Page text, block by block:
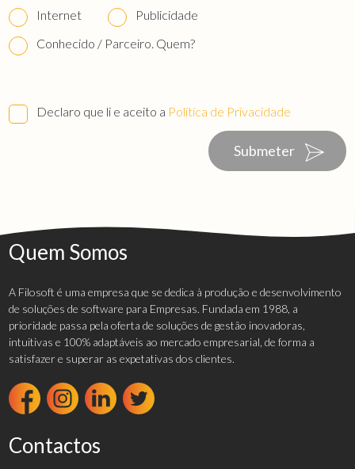
Internet
Publicidade
Conhecido / Parceiro. Quem?
Declaro que li e aceito a Política de Privacidade
Submeter
Quem Somos
A Filosoft é uma empresa que se dedica à produção e desenvolvimento
de soluções de software para Empresas. Fundada em 1988, a
prioridade passa pela oferta de soluções de gestão inovadoras,
intuitivas e 100% adaptáveis ao mercado empresarial, de forma a
satisfazer e superar as expetativas dos clientes.
Contactos